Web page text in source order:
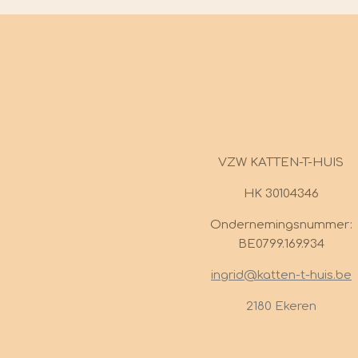
VZW KATTEN-T-HUIS
HK 30104346
Ondernemingsnummer:
BE0799.169.934
ingrid@katten-t-huis.be
2180 Ekeren